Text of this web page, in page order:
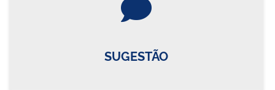
SUGESTÃO